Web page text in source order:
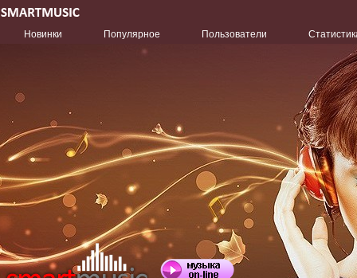
Новинки Популярное Пользователи